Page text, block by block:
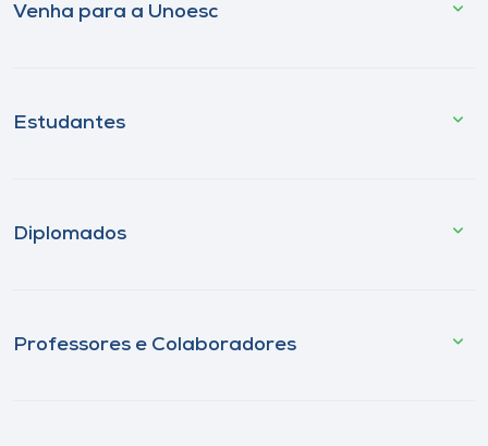
Venha para a Unoesc
Estudantes
Diplomados
Professores e Colaboradores